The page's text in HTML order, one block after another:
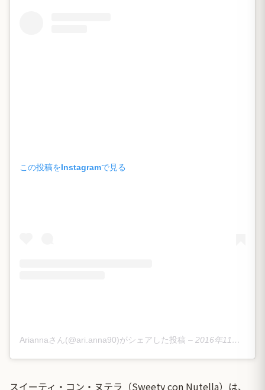
この投稿をInstagramで見る
Ariannaさん(@ari.anna90)がシェアした投稿 – 2016年11月月19日午前3時35分PST
スイーティ・コン・ヌテラ（Sweety con Nutella）は、